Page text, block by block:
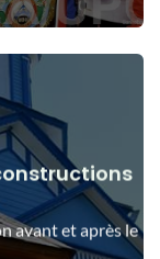
avant et après le
le début de la